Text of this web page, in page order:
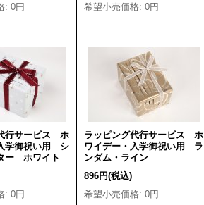
: 0円
希望小売価格: 0円
行サービス ホ
学御祝い用 シ
ー ホワイト
: 0円
ラッピング代行サービス ホ
ワイデー・入学御祝い用 ラ
ンダム・ライン
896円(税込)
希望小売価格: 0円